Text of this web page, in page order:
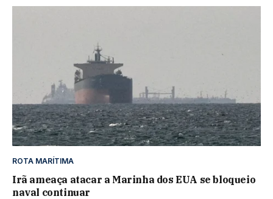
ROTA MARÍTIMA
Irã ameaça atacar a Marinha dos EUA se bloqueio
naval continuar